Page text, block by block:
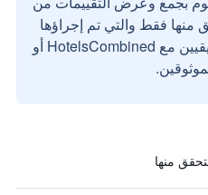
منها فقط والتي تم إجراؤها
بواسطة مستخدمين حقيقيين مع HotelsCombined أو